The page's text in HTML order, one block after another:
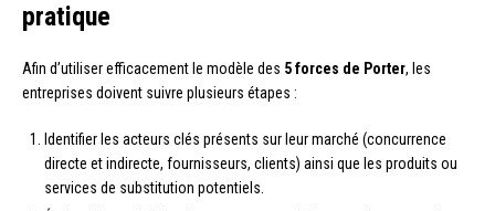
pratique
Afin d’utiliser efficacement le modèle des 5 forces de Porter, les
entreprises doivent suivre plusieurs étapes :
Identifier les acteurs clés présents sur leur marché (concurrence
directe et indirecte, fournisseurs, clients) ainsi que les produits ou
services de substitution potentiels.